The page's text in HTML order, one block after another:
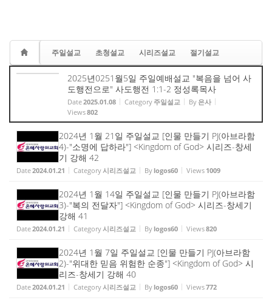
주일설교 초청설교 시리즈설교 절기설교
2025년0251월5일 주일예배설교 "복음을 넘어 사
도행전으로" 사도행전 1:1-2 정성록목사
Date2025.01.08 Category 주일설교 By 은사
Views802
2024년 1월 21일 주일설교 [인물 만들기 PJ(아브라함
4)-"소명에 답하라"] <Kingdom of God> 시리즈-창세
기 강해 42
Date2024.01.21 Category시리즈설교 By logos60 Views 1009
2024년 1월 14일 주일설교 [인물 만들기 PJ(아브라함
3)-"복의 전달자"] <Kingdom of God> 시리즈-창세기
강해 41
Date2024.01.21 Category시리즈설교 By logos60 Views820
2024년 1월 7일 주일설교 [인물 만들기 PJ(아브라함
2)-"위대한 믿음 위험한 순종"] <Kingdom of God> 시
리즈-창세기 강해 40
Date2024.01.21 Category시리즈설교 By logos60 Views772